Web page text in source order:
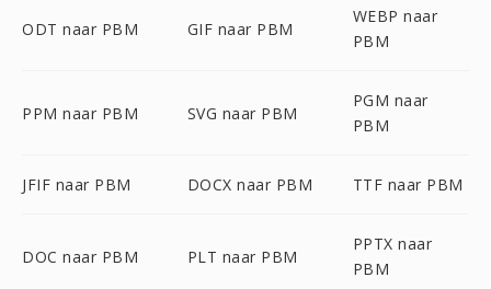
ODT naar PBM GIF naar PBM
WEBP naar
PBM
PPM naar PBM SVG naar PBM
PGM naar
PBM
JFIF naar PBM DOCX naar PBM TTF naar PBM
DOC naar PBM PLT naar PBM
PPTX naar
PBM